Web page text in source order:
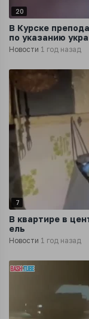
20
В Курске
по указанию
Новости 1 год назад
7
В квартире в
ель
Новости 1 год назад